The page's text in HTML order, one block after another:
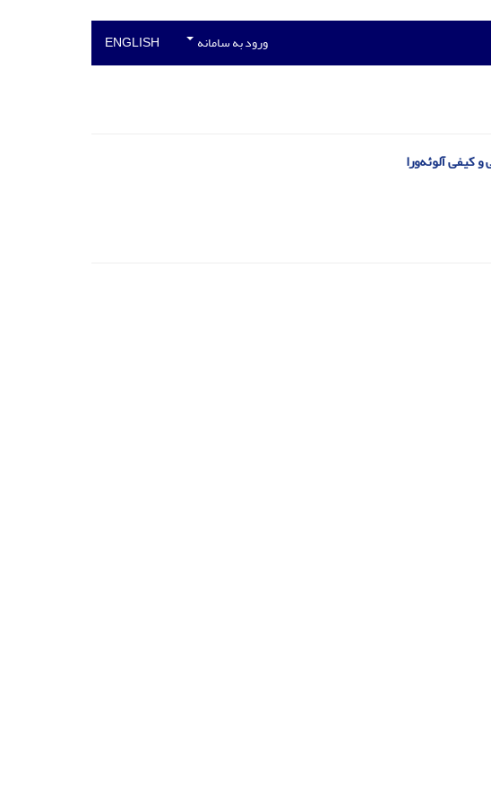
ورود به سامانه ENGLISH
آلوئه‌ورا